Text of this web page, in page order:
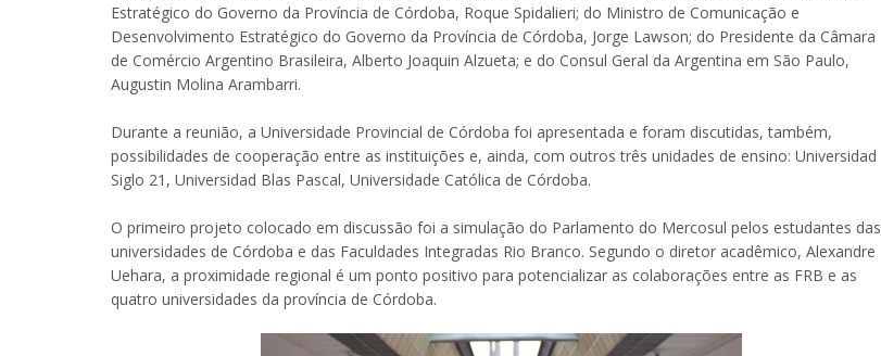
Estratégico do Governo da Província de Córdoba, Roque Spidalieri; do Ministro de Comunicação e
Desenvolvimento Estratégico do Governo da Província de Córdoba, Jorge Lawson; do Presidente da Câmara
de Comércio Argentino Brasileira, Alberto Joaquin Alzueta; e do Consul Geral da Argentina em São Paulo,
Augustin Molina Arambarri.
Durante a reunião, a Universidade Provincial de Córdoba foi apresentada e foram discutidas, também,
possibilidades de cooperação entre as instituições e, ainda, com outros três unidades de ensino: Universidad
Siglo 21, Universidad Blas Pascal, Universidade Católica de Córdoba.
O primeiro projeto colocado em discussão foi a simulação do Parlamento do Mercosul pelos estudantes das
universidades de Córdoba e das Faculdades Integradas Rio Branco. Segundo o diretor acadêmico, Alexandre
Uehara, a proximidade regional é um ponto positivo para potencializar as colaborações entre as FRB e as
quatro universidades da província de Córdoba.